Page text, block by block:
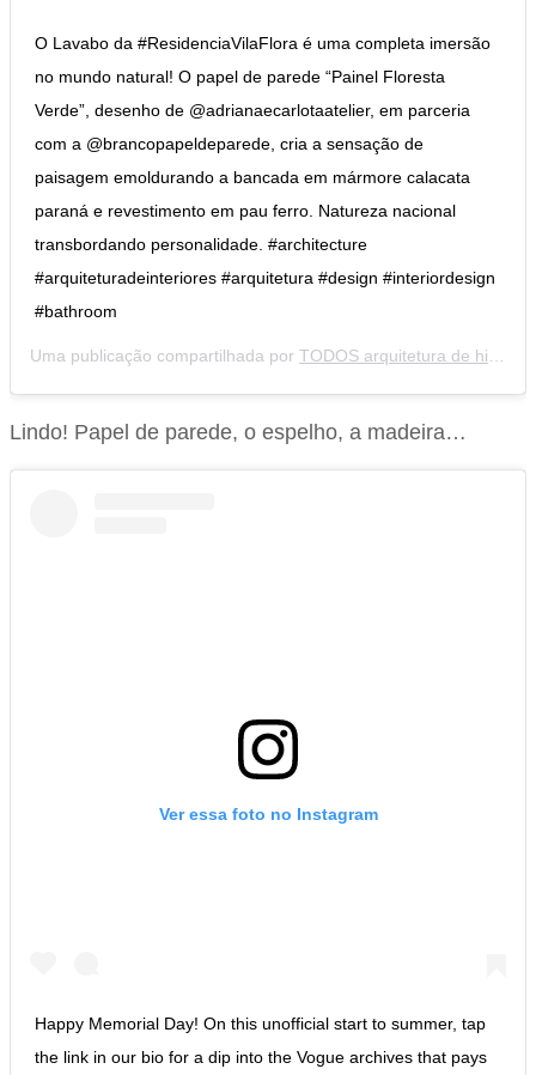
O Lavabo da #ResidenciaVilaFlora é uma completa imersão
no mundo natural! O papel de parede “Painel Floresta
Verde”, desenho de @adrianaecarlotaatelier, em parceria
com a @brancopapeldeparede, cria a sensação de
paisagem emoldurando a bancada em mármore calacata
paraná e revestimento em pau ferro. Natureza nacional
transbordando personalidade. #architecture
#arquiteturadeinteriores #arquitetura #design #interiordesign
#bathroom
Uma publicação compartilhada por TODOS arquitetura de histórias
Lindo! Papel de parede, o espelho, a madeira…
Ver essa foto no Instagram
Happy Memorial Day! On this unofficial start to summer, tap
the link in our bio for a dip into the Vogue archives that pays